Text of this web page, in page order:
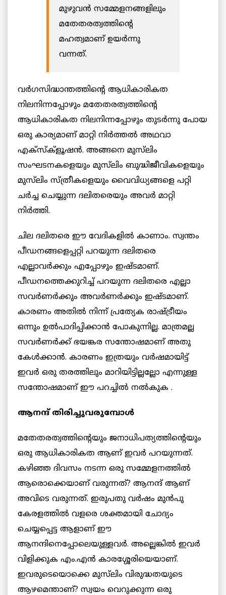
മുഴുവൻ സമ്മേളനങ്ങളിലും
മതേതരത്വത്തിന്റെ
മഹത്വമാണ് ഉയർന്നു
വന്നത്.
വർഗസിദ്ധാന്തത്തിന്റെ ആധികാരികത
നിലനിന്നപ്പോഴും മതേതരത്വത്തിന്റെ
ആധികാരികത നിലനിന്നപ്പോഴും തുടർന്നു പോയ
ഒരു കാര്യമാണ് മാറ്റി നിര്‍ത്തല്‍ അഥവാ
എക്സ്ക്ളൂഷന്‍. അങ്ങനെ മുസ്‌ലിം
സംഘടനകളെയും മുസ്‌ലിം ബുദ്ധിജീവികളെയും
മുസ്‌ലിം സ്ത്രീകളെയും വൈവിധ്യങ്ങളെ പറ്റി
ചർച്ച ചെയ്യുന്ന ദലിതരെയും അവര്‍ മാറ്റി
നിര്‍ത്തി.
ചില ദലിതരെ ഈ വേദികളിൽ കാണാം. സ്വന്തം
പീഡനങ്ങളെപ്പറ്റി പറയുന്ന ദലിതരെ
എല്ലാവർക്കും എപ്പോഴും ഇഷ്ടമാണ്.
പീഡനത്തെക്കുറിച്ച് പറയുന്ന ദലിതരെ എല്ലാ
സവർണർക്കും അവർണർക്കും ഇഷ്ടമാണ്.
കാരണം അതിൽ നിന്ന് പ്രത്യേക രാഷ്ട്രീയം
ഒന്നും ഉൽപാദിപ്പിക്കാൻ പോകുന്നില്ല. മാത്രമല്ല
സവർണർക്ക് ഭയങ്കര സന്തോഷമാണ് അതു
കേൾക്കാൻ. കാരണം ഇത്രയും വർഷമായിട്ട്
ഇവർ ഒരു തരത്തിലും മാറിയിട്ടില്ലല്ലോ എന്നുള്ള
സന്തോഷമാണ് ഈ പറച്ചിൽ നൽകുക .
ആനന്ദ് തിരിച്ചുവരുമ്പോൾ
മതേതരത്വത്തിന്റെയും ജനാധിപത്യത്തിന്റെയും
ഒരു ആധികാരികത ആണ് ഇവർ പറയുന്നത്.
കഴിഞ്ഞ ദിവസം നടന്ന ഒരു സമ്മേളനത്തിൽ
ആരൊക്കെയാണ് വരുന്നത്? ആനന്ദ് ആണ്
അവിടെ വരുന്നത്. ഇരുപതു വർഷം മുന്‍പു
കേരളത്തിൽ വളരെ ശക്തമായി ചോദ്യം
ചെയ്യപ്പെട്ട ആളാണ് ഈ
ആനന്ദിനെപ്പോലെയുള്ളവർ. അല്ലെങ്കിൽ ഇവർ
വിളിക്കുക എം.എൻ കാരശ്ശേരിയെയാണ്.
ഇവരുടെയൊക്കെ മുസ്‌ലിം വിരുദ്ധതയുടെ
ആഴമെന്താണ്? സ്വയം വെറുക്കുന്ന ഒരു